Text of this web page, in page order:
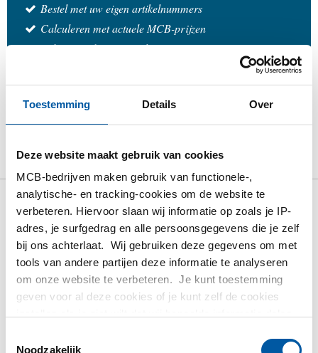
Toestemming Details Over
Deze website maakt gebruik van cookies
MCB-bedrijven maken gebruik van functionele-,
analytische- en tracking-cookies om de website te
verbeteren. Hiervoor slaan wij informatie op zoals je IP-
adres, je surfgedrag en alle persoonsgegevens die je zelf
bij ons achterlaat. Wij gebruiken deze gegevens om met
tools van andere partijen deze informatie te analyseren
om onze website te verbeteren. Je kunt toestemming
geven voor al deze cookies of je kunt zelf de cookies
partijen waarmee wij samenwerken vind je in ons
Noodzakelijk
Bestel met uw eigen artikelnummers
Calculeren met actuele MCB-prijzen
Volg uw order via Track&Trace
Downloads Specificaties
Bruto prijslijst: RVS 304L
dubbele zeskantnippel NPT
3000#
Prijzen in Euro per: 1 Stuks